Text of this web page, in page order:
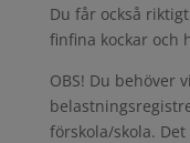
Du får också
finfina kockar och
OBS! Du behöver
förskola/skola.